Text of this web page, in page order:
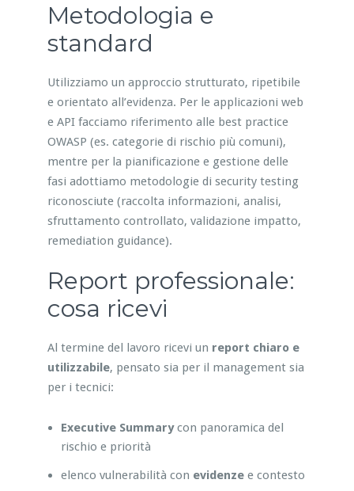
Metodologia e
standard
Utilizziamo un approccio strutturato, ripetibile
e orientato all’evidenza. Per le applicazioni web
e API facciamo riferimento alle best practice
OWASP (es. categorie di rischio più comuni),
mentre per la pianificazione e gestione delle
fasi adottiamo metodologie di security testing
riconosciute (raccolta informazioni, analisi,
sfruttamento controllato, validazione impatto,
remediation guidance).
Report professionale:
cosa ricevi
Al termine del lavoro ricevi un report chiaro e
utilizzabile, pensato sia per il management sia
per i tecnici:
Executive Summarycon panoramica del
rischio e priorità
elenco vulnerabilità con evidenzee contesto